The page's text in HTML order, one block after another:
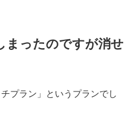
まったのですが消せ
プラン」というプランでし